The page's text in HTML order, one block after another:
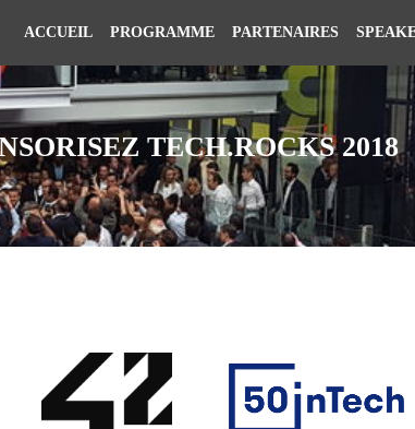
ACCUEIL PROGRAMME PARTENAIRES
TECH.ROCKS 2018